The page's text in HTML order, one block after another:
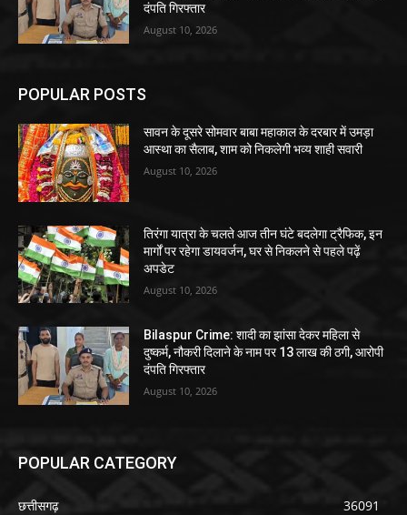
दंपति गिरफ्तार
August 10, 2026
POPULAR POSTS
सावन के दूसरे सोमवार बाबा महाकाल के दरबार में उमड़ा
आस्था का सैलाब, शाम को निकलेगी भव्य शाही सवारी
August 10, 2026
तिरंगा यात्रा के चलते आज तीन घंटे बदलेगा ट्रैफिक, इन
मार्गों पर रहेगा डायवर्जन, घर से निकलने से पहले पढ़ें
अपडेट
August 10, 2026
Bilaspur Crime: शादी का झांसा देकर महिला से
दुष्कर्म, नौकरी दिलाने के नाम पर 13 लाख की ठगी, आरोपी
दंपति गिरफ्तार
August 10, 2026
POPULAR CATEGORY
छत्तीसगढ़
36091